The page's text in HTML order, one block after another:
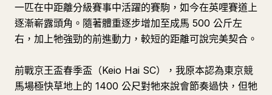
一匹在中距離分級賽事中活躍的賽駒，如今在英哩賽道上
逐漸嶄露頭角。隨著體重逐步增加至成馬 500 公斤左
右，加上牠強勁的前進動力，較短的距離可說完美契合。
前戰京王盃春季盃（Keio Hai SC），我原本認為東京競
馬場極快草地上的 1400 公尺對牠來說會節奏過快，但牠